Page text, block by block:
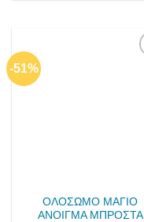
-51%
ΟΛΟΣΩΜΟ ΜΑΓΙΟ
ΑΝΟΙΓΜΑ ΜΠΡΟΣΤΑ